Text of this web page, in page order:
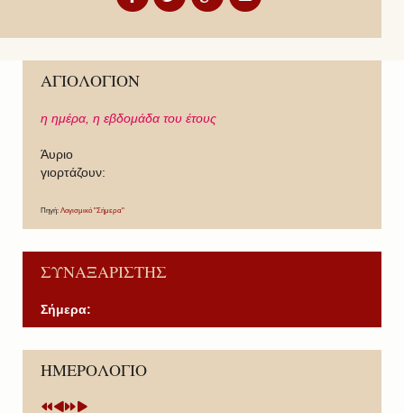
ΑΓΙΟΛΟΓΙΟΝ
η ημέρα, η εβδομάδα του έτους
Άυριο
γιορτάζουν:
Πηγή: Λογισμικό "Σήμερα"
ΣΥΝΑΞΑΡΙΣΤΗΣ
Σήμερα:
ΗΜΕΡΟΛΟΓΙΟ
P
r
v
P
r
v
N
e
t
N
e
t